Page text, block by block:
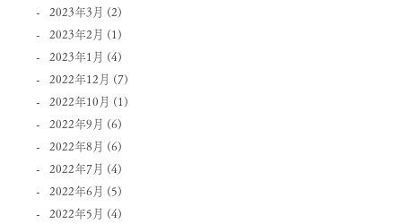
2023年3月 (2)
2023年2月 (1)
2023年1月 (4)
2022年12月 (7)
2022年10月 (1)
2022年9月 (6)
2022年8月 (6)
2022年7月 (4)
2022年6月 (5)
2022年5月 (4)